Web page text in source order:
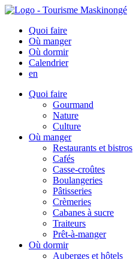
Quoi faire
Où manger
Où dormir
Calendrier
en
Quoi faire
Gourmand
Nature
Culture
Où manger
Restaurants et bistros
Cafés
Casse-croûtes
Boulangeries
Pâtisseries
Crèmeries
Cabanes à sucre
Traiteurs
Prêt-à-manger
Où dormir
Auberges et hôtels